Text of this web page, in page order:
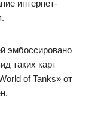
интернет-
эмбоссировано
таких карт
of Tanks» от